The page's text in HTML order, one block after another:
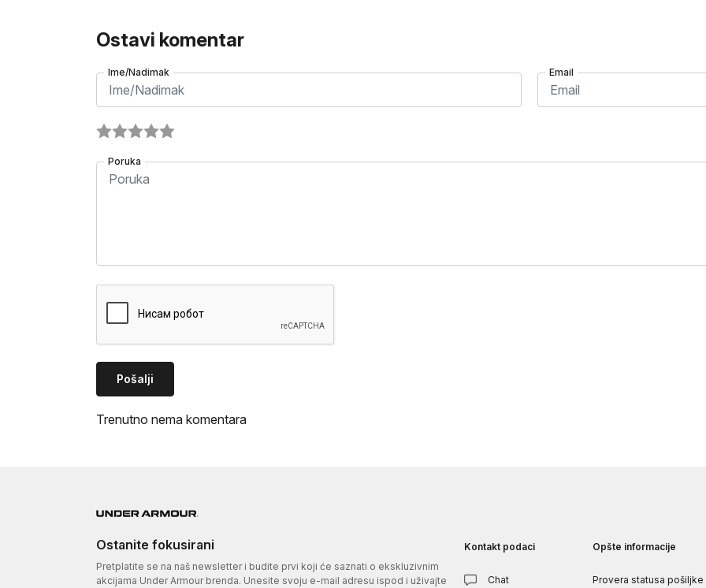
Ostavi komentar
Ime/Nadimak Email
Poruka
Pošalji
Trenutno nema komentara
Ostanite fokusirani
Pretplatite se na naš newsletter i budite prvi koji će saznati o ekskluzivnim
akcijama Under Armour brenda. Unesite svoju e-mail adresu ispod i uživajte
Kontakt podaci
Chat
Opšte informacije
Provera statusa pošiljke